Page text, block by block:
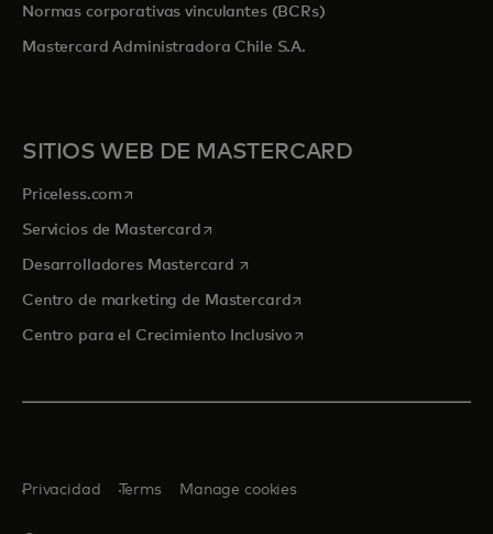
Normas corporativas vinculantes (BCRs)
Mastercard Administradora Chile S.A.
SITIOS WEB DE MASTERCARD
Priceless.com se abre en una pestaña nueva
Servicios de Mastercardse abre en una pestaña nueva
Desarrolladores Mastercard se abre en una pestaña nueva
Centro de marketing de Mastercardse abre en una pestaña
Centro para el Crecimiento Inclusivose abre en una pestaña
Privacidad Terms Manage cookies